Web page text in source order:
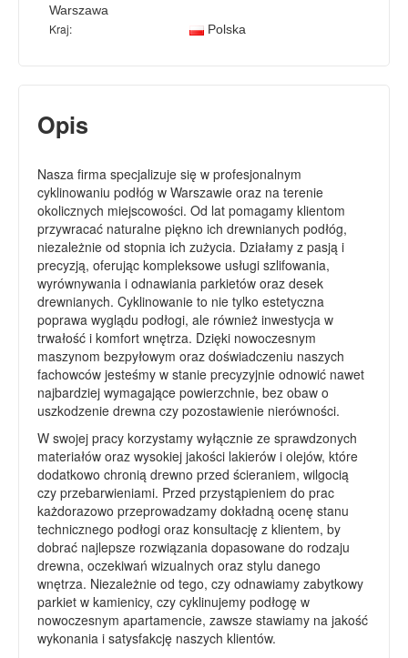
Warszawa
Kraj: Polska
Opis
Nasza firma specjalizuje się w profesjonalnym
cyklinowaniu podłóg w Warszawie oraz na terenie
okolicznych miejscowości. Od lat pomagamy klientom
przywracać naturalne piękno ich drewnianych podłóg,
niezależnie od stopnia ich zużycia. Działamy z pasją i
precyzją, oferując kompleksowe usługi szlifowania,
wyrównywania i odnawiania parkietów oraz desek
drewnianych. Cyklinowanie to nie tylko estetyczna
poprawa wyglądu podłogi, ale również inwestycja w
trwałość i komfort wnętrza. Dzięki nowoczesnym
maszynom bezpyłowym oraz doświadczeniu naszych
fachowców jesteśmy w stanie precyzyjnie odnowić nawet
najbardziej wymagające powierzchnie, bez obaw o
uszkodzenie drewna czy pozostawienie nierówności.
W swojej pracy korzystamy wyłącznie ze sprawdzonych
materiałów oraz wysokiej jakości lakierów i olejów, które
dodatkowo chronią drewno przed ścieraniem, wilgocią
czy przebarwieniami. Przed przystąpieniem do prac
każdorazowo przeprowadzamy dokładną ocenę stanu
technicznego podłogi oraz konsultację z klientem, by
dobrać najlepsze rozwiązania dopasowane do rodzaju
drewna, oczekiwań wizualnych oraz stylu danego
wnętrza. Niezależnie od tego, czy odnawiamy zabytkowy
parkiet w kamienicy, czy cyklinujemy podłogę w
nowoczesnym apartamencie, zawsze stawiamy na jakość
wykonania i satysfakcję naszych klientów.